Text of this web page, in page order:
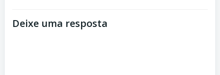
Deixe uma resposta